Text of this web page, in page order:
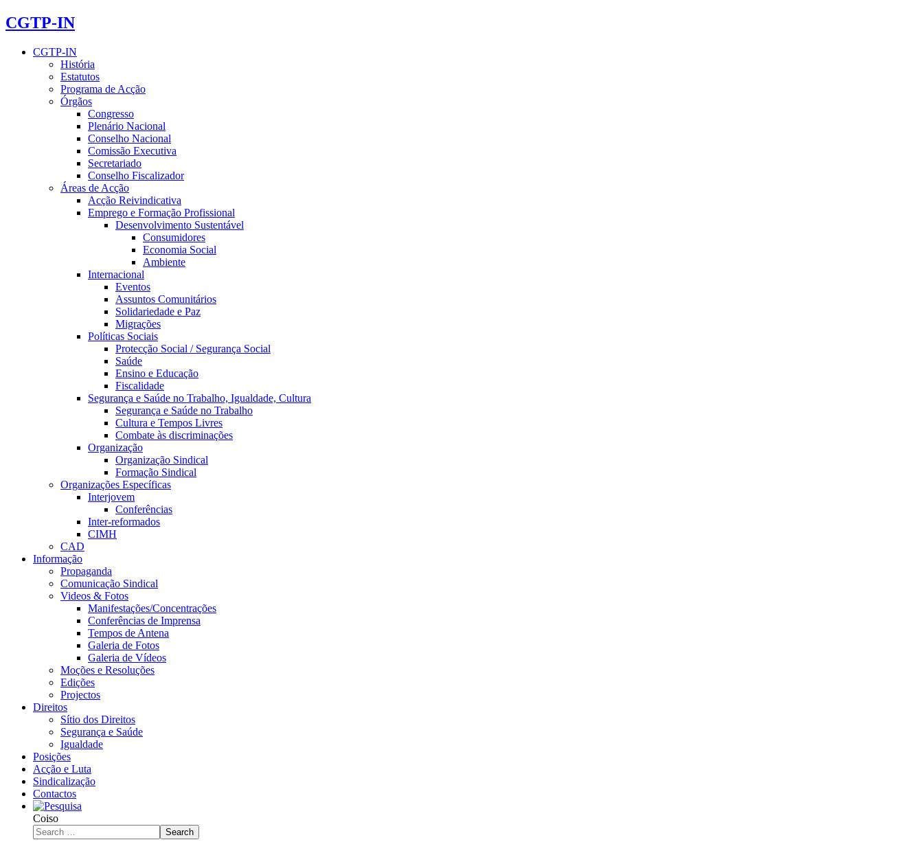
CGTP-IN
CGTP-IN
História
Estatutos
Programa de Acção
Órgãos
Congresso
Plenário Nacional
Conselho Nacional
Comissão Executiva
Secretariado
Conselho Fiscalizador
Áreas de Acção
Acção Reivindicativa
Emprego e Formação Profissional
Desenvolvimento Sustentável
Consumidores
Economia Social
Ambiente
Internacional
Eventos
Assuntos Comunitários
Solidariedade e Paz
Migrações
Políticas Sociais
Protecção Social / Segurança Social
Saúde
Ensino e Educação
Fiscalidade
Segurança e Saúde no Trabalho, Igualdade, Cultura
Segurança e Saúde no Trabalho
Cultura e Tempos Livres
Combate às discriminações
Organização
Organização Sindical
Formação Sindical
Organizações Específicas
Interjovem
Conferências
Inter-reformados
CIMH
CAD
Informação
Propaganda
Comunicação Sindical
Videos & Fotos
Manifestações/Concentrações
Conferências de Imprensa
Tempos de Antena
Galeria de Fotos
Galeria de Vídeos
Moções e Resoluções
Edições
Projectos
Direitos
Sítio dos Direitos
Segurança e Saúde
Igualdade
Posições
Acção e Luta
Sindicalização
Contactos
Coiso
Search